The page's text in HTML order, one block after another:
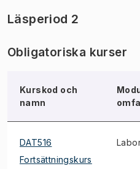
Läsperiod 2
Obligatoriska kurser
Kurskod och
namn
DAT516
Fortsättningskurs